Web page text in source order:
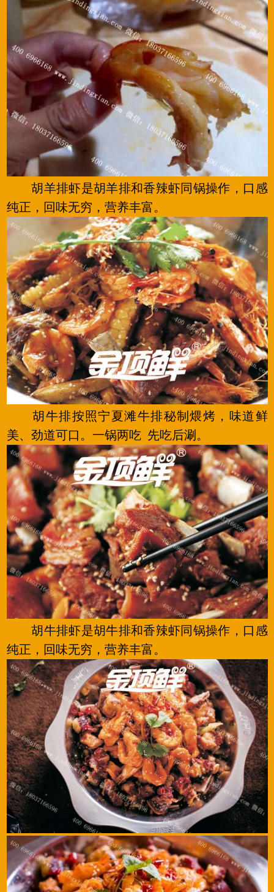
胡羊排虾是胡羊排和香辣虾同锅操作，口感
纯正，回味无穷，营养丰富。
胡牛排按照宁夏滩牛排秘制煨烤，味道鲜
美、劲道可口。一锅两吃 先吃后涮。
胡牛排虾是胡牛排和香辣虾同锅操作，口感
纯正，回味无穷，营养丰富。